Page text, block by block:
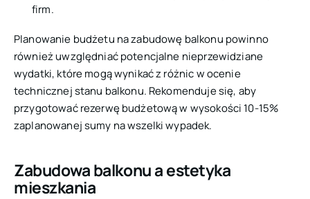
firm.
Planowanie budżetu na zabudowę balkonu powinno
również uwzględniać potencjalne nieprzewidziane
wydatki, które mogą wynikać z różnic w ocenie
technicznej stanu balkonu. Rekomenduje się, aby
przygotować rezerwę budżetową w wysokości 10-15%
zaplanowanej sumy na wszelki wypadek.
Zabudowa balkonu a estetyka
mieszkania